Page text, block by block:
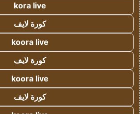
kora live
كورة لايف
koora live
كورة لايف
koora live
كورة لايف